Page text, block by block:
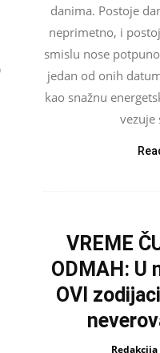
danima. Postoje
neprimetno, i
smislu nose
jedan od onih
kao snažnu
vezuje
VREME
ODMAH: U
OVI
Redakcija